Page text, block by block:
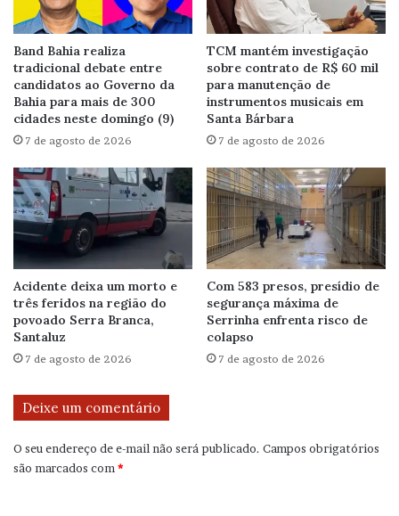
Band Bahia realiza
tradicional debate entre
candidatos ao Governo da
Bahia para mais de 300
cidades neste domingo (9)
7 de agosto de 2026
TCM mantém investigação
sobre contrato de R$ 60 mil
para manutenção de
instrumentos musicais em
Santa Bárbara
7 de agosto de 2026
Acidente deixa um morto e
três feridos na região do
povoado Serra Branca,
Santaluz
7 de agosto de 2026
Com 583 presos, presídio de
segurança máxima de
Serrinha enfrenta risco de
colapso
7 de agosto de 2026
Deixe um comentário
O seu endereço de e-mail não será publicado. Campos obrigatórios
são marcados com *